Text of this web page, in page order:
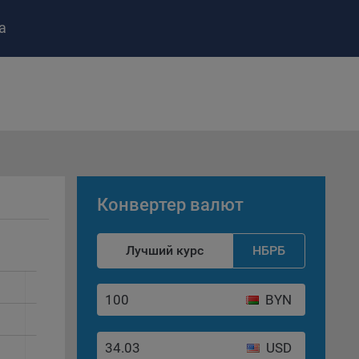
Конвертер валют
Лучший курс НБРБ
BYN
USD